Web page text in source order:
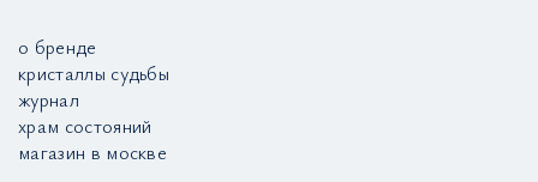
о бренде
кристаллы судьбы
журнал
храм состояний
магазин в москве